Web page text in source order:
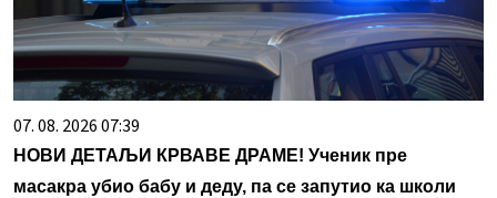
07. 08. 2026 07:39
НОВИ ДЕТАЉИ КРВАВЕ ДРАМЕ! Ученик пре
масакра убио бабу и деду, па се запутио ка школи